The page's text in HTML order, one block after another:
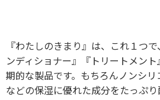
『わたしのきまり』は、これ１つ
ンディショナー』『トリートメン
期的な製品です。もちろんノンシ
などの保湿に優れた成分をたっぷ